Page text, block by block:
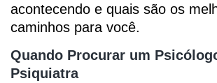
acontecendo e quais são os
caminhos para você.
Quando Procurar um
Psiquiatra